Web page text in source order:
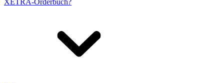
XETRA-Orderbuch?